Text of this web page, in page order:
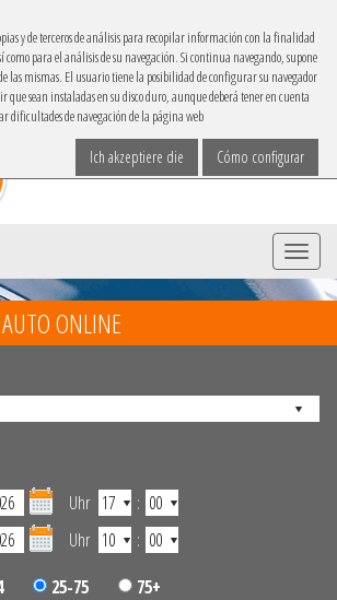
y de terceros de análisis para recopilar información con la finalidad
como para el análisis de su navegación. Si continua navegando, supone
las mismas. El usuario tiene la posibilidad de configurar su navegador
que sean instaladas en su disco duro, aunque deberá tener en cuenta
dificultades de navegación de la página web
Cómo configurar
Ich akzeptiere die
Sprache
Menü
ONLINE
Uhr
:
Uhr
:
25-75 75+